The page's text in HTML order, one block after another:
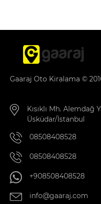
Gaaraj Oto Kiralama ©
Kısıklı Mh. Alemdağ
Üsküdar/İstanbul
08508408528
08508408528
+908508408528
info@gaaraj.com